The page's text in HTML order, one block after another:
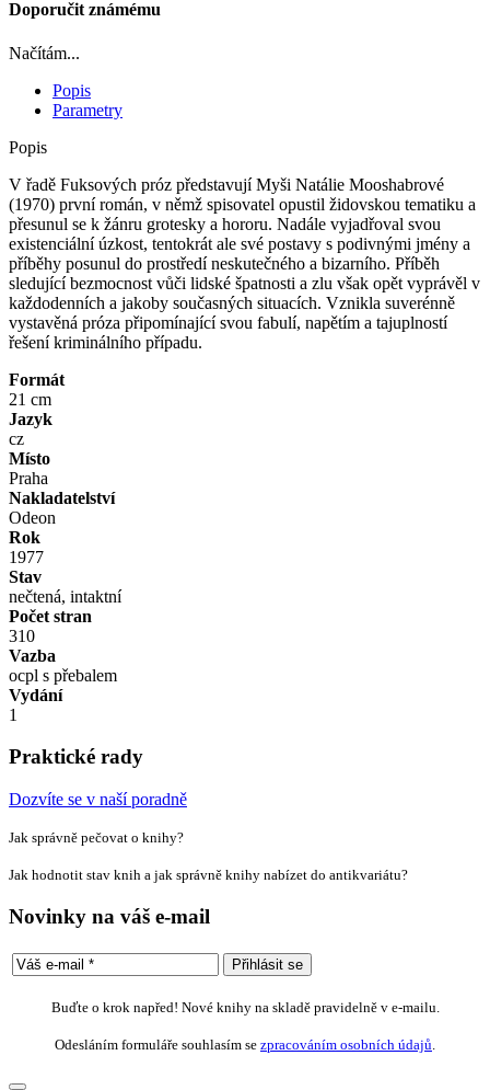
Doporučit známému
Načítám...
Popis
Parametry
Popis
V řadě Fuksových próz představují Myši Natálie Mooshabrové
(1970) první román, v němž spisovatel opustil židovskou tematiku a
přesunul se k žánru grotesky a hororu. Nadále vyjadřoval svou
existenciální úzkost, tentokrát ale své postavy s podivnými jmény a
příběhy posunul do prostředí neskutečného a bizarního. Příběh
sledující bezmocnost vůči lidské špatnosti a zlu však opět vyprávěl v
každodenních a jakoby současných situacích. Vznikla suverénně
vystavěná próza připomínající svou fabulí, napětím a tajuplností
řešení kriminálního případu.
Formát
21 cm
Jazyk
cz
Místo
Praha
Nakladatelství
Odeon
Rok
1977
Stav
nečtená, intaktní
Počet stran
310
Vazba
ocpl s přebalem
Vydání
1
Praktické rady
Dozvíte se v naší poradně
Jak správně pečovat o knihy?
Jak hodnotit stav knih a jak správně knihy nabízet do antikvariátu?
Novinky na váš e-mail
Buďte o krok napřed! Nové knihy na skladě pravidelně v e-mailu.
Odesláním formuláře souhlasím se zpracováním osobních údajů